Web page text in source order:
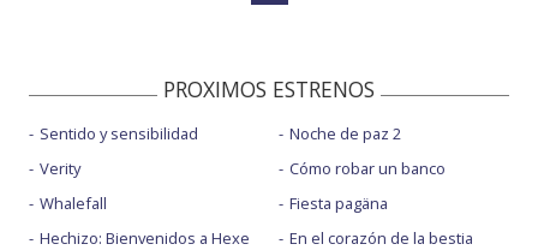
PROXIMOS ESTRENOS
Sentido y sensibilidad
Verity
Whalefall
Hechizo: Bienvenidos a Hexe
Noche de paz 2
Cómo robar un banco
Fiesta pagäna
En el corazón de la bestia